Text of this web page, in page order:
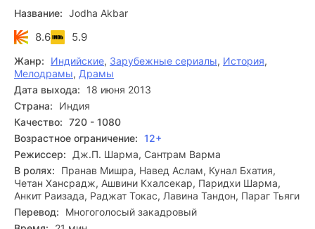
Название: Jodha Akbar
8.6 5.9
Жанр: Индийские, Зарубежные сериалы, История,
Мелодрамы, Драмы
Дата выхода:
18 июня 2013
Страна:
Индия
Качество: 720 - 1080
Возрастное ограничение: 12+
Режиссер:
Дж.П. Шарма, Сантрам Варма
В ролях:
Пранав Мишра, Навед Аслам, Кунал Бхатия,
Четан Хансрадж, Ашвини Кхалсекар, Паридхи Шарма,
Анкит Раизада, Раджат Токас, Лавина Тандон, Параг Тьяги
Перевод:
Многоголосый закадровый